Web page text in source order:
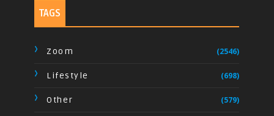
TAGS
Zoom (2546)
Lifestyle (698)
Other (579)